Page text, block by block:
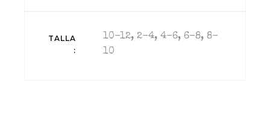
TALLA
10-12, 2-4, 4-6, 6-8, 8-
10